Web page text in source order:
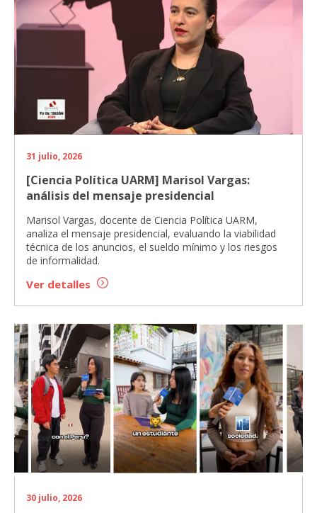
31 julio, 2026
[Ciencia Política UARM] Marisol Vargas:
análisis del mensaje presidencial
Marisol Vargas, docente de Ciencia Política UARM,
analiza el mensaje presidencial, evaluando la viabilidad
técnica de los anuncios, el sueldo mínimo y los riesgos
de informalidad.
Ver detalles
30 julio, 2026